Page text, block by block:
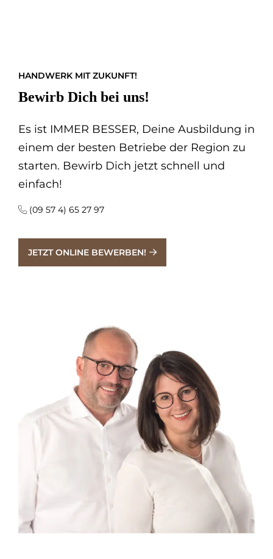
HANDWERK MIT ZUKUNFT!
Bewirb Dich bei uns!
Es ist IMMER BESSER, Deine Ausbildung in
einem der besten Betriebe der Region zu
starten. Bewirb Dich jetzt schnell und
einfach!
(09 57 4) 65 27 97
JETZT ONLINE BEWERBEN!